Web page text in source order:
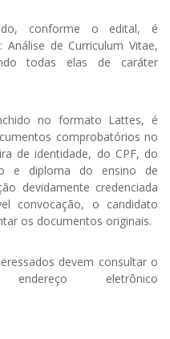
conforme o edital, é
de Curriculum Vitae,
todas elas de caráter
no formato Lattes, é
comprobatórios no
de identidade, do CPF, do
e diploma do ensino de
devidamente credenciada
convocação, o candidato
os documentos originais.
devem consultar o
eletrônico